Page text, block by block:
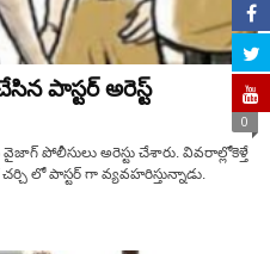
పాస్టర్ అరెస్ట్
0
పోలీసులు అరెస్టు చేశారు. వివరాల్లోకెళ్తే
లో పాస్టర్ గా వ్యవహరిస్తున్నాడు.